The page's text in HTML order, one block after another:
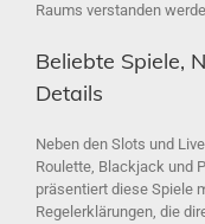
Raums verstanden
Beliebte Spiele,
Details
Neben den Slots und
Roulette, Blackjack und
präsentiert diese Spiele
Regelerklärungen, die